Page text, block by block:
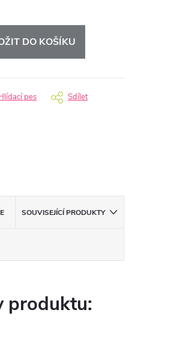
DO KOŠÍKU
pes Sdílet
SOUVISEJÍCÍ PRODUKTY
produktu: